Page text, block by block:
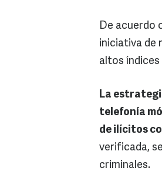
De acuerdo
iniciativa de
altos
La
telefonía
de ilícitos
verificada,
criminales.